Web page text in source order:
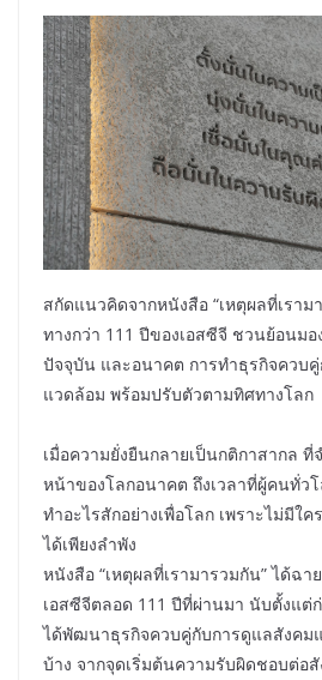
สกัดแนวคิดจากหนังสือ “เหตุผลที่เราม
ทางกว่า 111 ปีของเอสซีจี ชวนย้อนมอ
ปัจจุบัน และอนาคต การทำธุรกิจควบ
แวดล้อม พร้อมปรับตัวตามทิศทางโลก
เมื่อความยั่งยืนกลายเป็นกติกาสากล ที่
หน้าของโลกอนาคต ถึงเวลาที่ผู้คนทั่ว
ทำอะไรสักอย่างเพื่อโลก เพราะไม่มีใ
ได้เพียงลำพัง
หนังสือ “เหตุผลที่เรามารวมกัน” ได้ฉา
เอสซีจีตลอด 111 ปีที่ผ่านมา นับตั้งแต่
ได้พัฒนาธุรกิจควบคู่กับการดูแลสังคม
บ้าง จากจุดเริ่มต้นความรับผิดชอบต่อ